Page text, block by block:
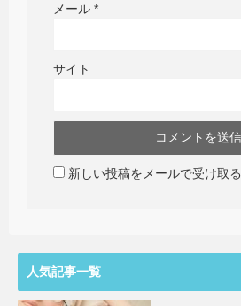
メール *
サイト
新しい投稿をメールで受け取る
人気記事一覧